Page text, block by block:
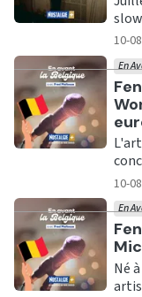
10-
En
10-
En
Né